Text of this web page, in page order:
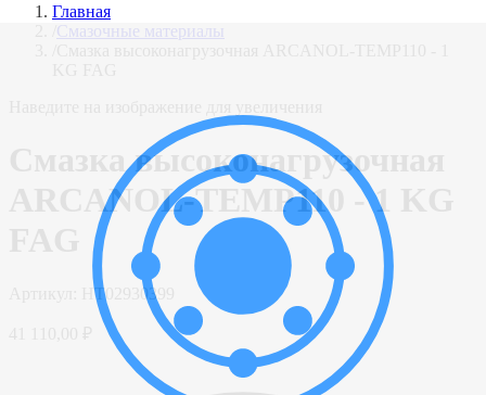
Главная
Смазочные материалы
Смазка высоконагрузочная
ARCANOL-TEMP110 - 1 KG
НТ02930399